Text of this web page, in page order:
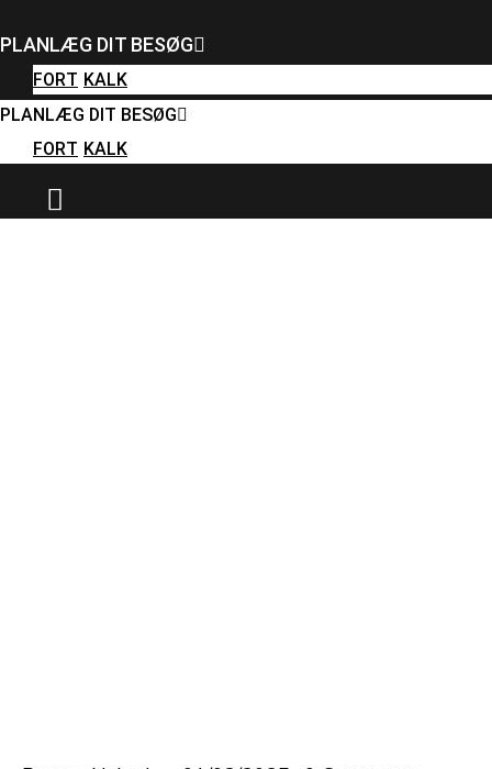
PLANLÆG DIT BESØG
FORT KALK
PLANLÆG DIT BESØG
FORT KALK
PLANLÆG DIT BESØG
FORT KALK